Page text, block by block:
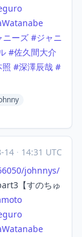
ニーズ #ジャニ
#佐久間大介
照 #深澤辰哉 #
14 · 14:31 UTC
johnnys/
【すのちゅ